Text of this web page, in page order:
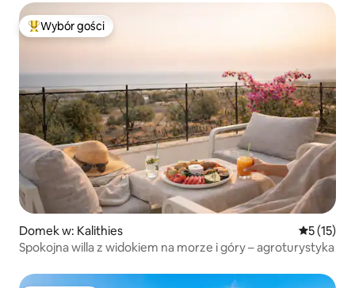
Najpopularniejsze z kategorii Wybór gości
Wybór gości
Domek w: Kalithies Średnia
5 (15)
Spokojna willa z widokiem na morze i góry – agroturystyka